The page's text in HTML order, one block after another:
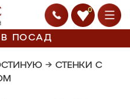
0
ПОСАД
→ СТЕНКИ С